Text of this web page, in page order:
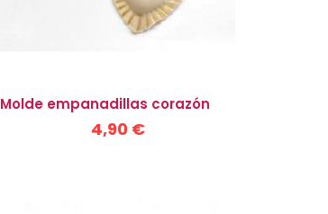
Molde empanadillas corazón
4,90 €